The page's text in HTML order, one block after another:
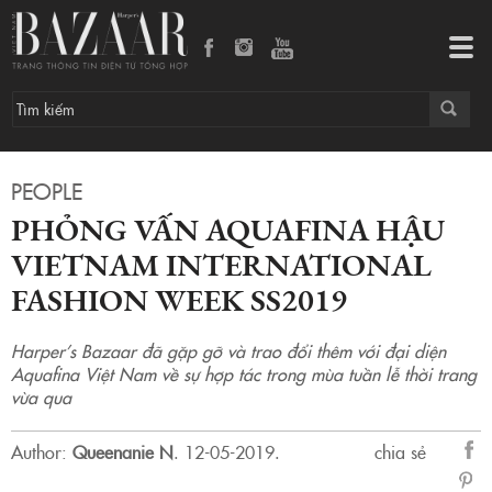
PEOPLE
PHỎNG VẤN AQUAFINA HẬU
VIETNAM INTERNATIONAL
FASHION WEEK SS2019
Harper’s Bazaar đã gặp gỡ và trao đổi thêm với đại diện
Aquafina Việt Nam về sự hợp tác trong mùa tuần lễ thời trang
vừa qua
Author: Queenanie N. 12-05-2019.
chia sẻ
sẻ